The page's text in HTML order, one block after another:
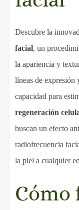
Descubre la
facial, un
la apariencia y
líneas de expresión
capacidad para
regeneración
buscan un efecto
radiofrecuencia
la piel a cualquier
Cómo